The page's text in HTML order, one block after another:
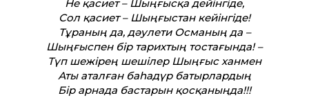
Не қасиет – Шыңғысқа дейінгіде,
Сол қасиет – Шыңғыстан кейінгіде!
Тұраның да, дәулети Османың да –
Шыңғыспен бір тарихтың тостағында! –
Түп шежірең шешілер Шыңғыс ханмен
Аты аталған баһадүр батырлардың
Бір арнада бастарын қосқаныңда!!!